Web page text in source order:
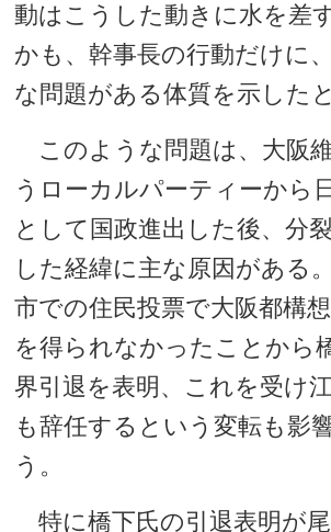
動はこうした動きに水を差
かも、幹事長の行動だけに
な問題がある体質を示した
このような問題は、大阪
うローカルパーティーから
として国政進出した後、分
した経緯に主な原因がある
市での住民投票で大阪都構
を得られなかったことから
界引退を表明、これを受け
も辞任するという変転も影
う。
特に橋下氏の引退表明が